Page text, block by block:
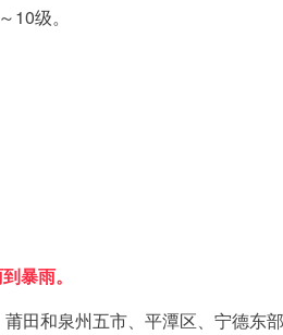
10级。
暴雨。
田和泉州五市、平潭区、宁德